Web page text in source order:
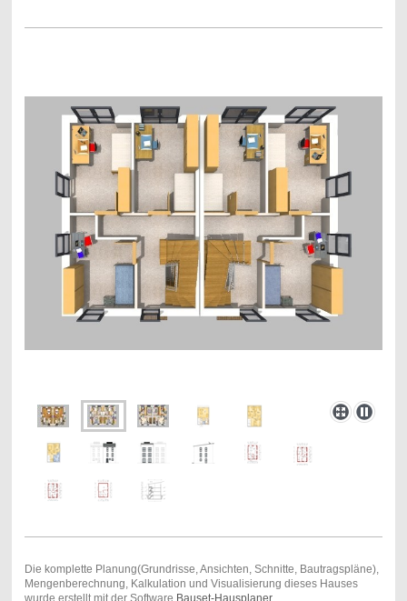
Die komplette Planung(Grundrisse, Ansichten, Schnitte, Bautragspläne),
Mengenberechnung, Kalkulation und Visualisierung dieses Hauses